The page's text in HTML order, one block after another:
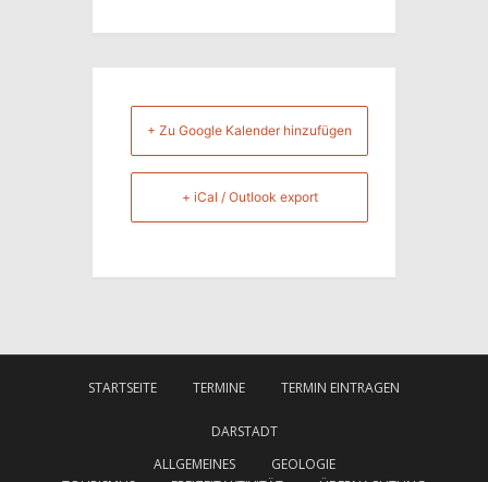
+ Zu Google Kalender hinzufügen
+ iCal / Outlook export
STARTSEITE TERMINE TERMIN EINTRAGEN
DARSTADT
ALLGEMEINES
GEOLOGIE